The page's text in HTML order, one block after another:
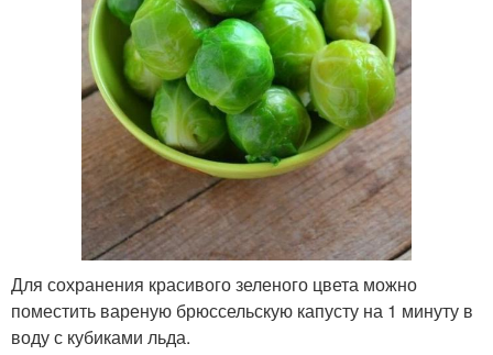
Для сохранения красивого зеленого цвета можно
поместить вареную брюссельскую капусту на 1 минуту в
воду с кубиками льда.